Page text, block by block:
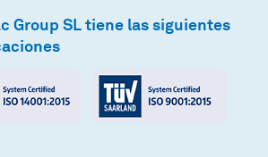
Group SL tiene las siguientes